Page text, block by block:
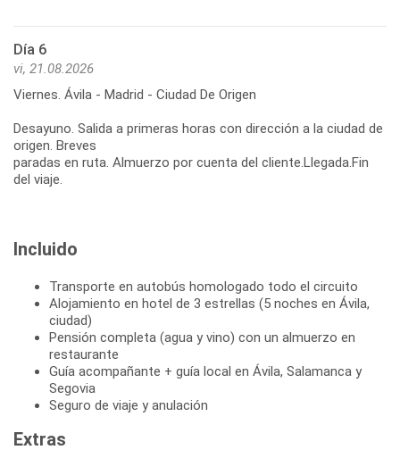
Día 6
vi, 21.08.2026
Viernes. Ávila - Madrid - Ciudad De Origen
Desayuno. Salida a primeras horas con dirección a la ciudad de
origen. Breves
paradas en ruta. Almuerzo por cuenta del cliente.Llegada.Fin
del viaje.
Incluido
Transporte en autobús homologado todo el circuito
Alojamiento en hotel de 3 estrellas (5 noches en Ávila,
ciudad)
Pensión completa (agua y vino) con un almuerzo en
restaurante
Guía acompañante + guía local en Ávila, Salamanca y
Segovia
Seguro de viaje y anulación
Extras